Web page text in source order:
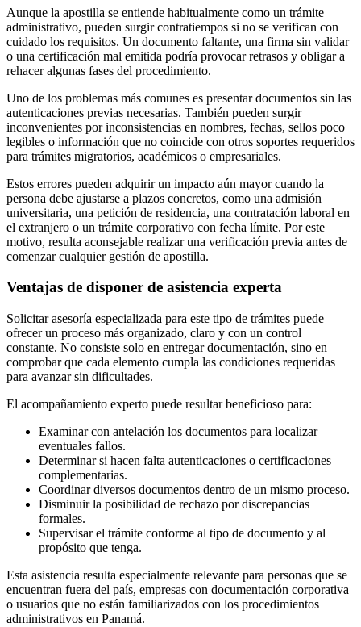
Aunque la apostilla se entiende habitualmente como un trámite
administrativo, pueden surgir contratiempos si no se verifican con
cuidado los requisitos. Un documento faltante, una firma sin validar
o una certificación mal emitida podría provocar retrasos y obligar a
rehacer algunas fases del procedimiento.
Uno de los problemas más comunes es presentar documentos sin las
autenticaciones previas necesarias. También pueden surgir
inconvenientes por inconsistencias en nombres, fechas, sellos poco
legibles o información que no coincide con otros soportes requeridos
para trámites migratorios, académicos o empresariales.
Estos errores pueden adquirir un impacto aún mayor cuando la
persona debe ajustarse a plazos concretos, como una admisión
universitaria, una petición de residencia, una contratación laboral en
el extranjero o un trámite corporativo con fecha límite. Por este
motivo, resulta aconsejable realizar una verificación previa antes de
comenzar cualquier gestión de apostilla.
Ventajas de disponer de asistencia experta
Solicitar asesoría especializada para este tipo de trámites puede
ofrecer un proceso más organizado, claro y con un control
constante. No consiste solo en entregar documentación, sino en
comprobar que cada elemento cumpla las condiciones requeridas
para avanzar sin dificultades.
El acompañamiento experto puede resultar beneficioso para:
Examinar con antelación los documentos para localizar
eventuales fallos.
Determinar si hacen falta autenticaciones o certificaciones
complementarias.
Coordinar diversos documentos dentro de un mismo proceso.
Disminuir la posibilidad de rechazo por discrepancias
formales.
Supervisar el trámite conforme al tipo de documento y al
propósito que tenga.
Esta asistencia resulta especialmente relevante para personas que se
encuentran fuera del país, empresas con documentación corporativa
o usuarios que no están familiarizados con los procedimientos
administrativos en Panamá.